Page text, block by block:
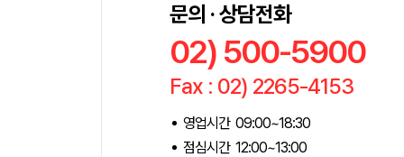
문의 · 상담전화
02) 500-5900
Fax : 02) 2265-4153
영업시간 09:00~18:30
점심시간 12:00~13:00